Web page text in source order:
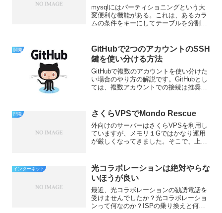
mysqlにはパーティショニングという大
変便利な機能がある。これは、あるカラ
ムの条件をキーにしてテーブルを分割し
なる！というメリットを書いてあるブロ
グはたくさんあるのです...
開発
GitHubで2つのアカウントのSSH
鍵を使い分ける方法
GitHubで複数のアカウントを使い分けた
い場合のやり方の解説です。GitHubとし
ては、複数アカウントでの接続は推奨し
りませんので何とかするしかありませ
ん。方法として...
開発 さくらVPSでMondo Rescue
外向けのサーバーはさくらVPSを利用し
ていますが、メモリ１Gではかなり運用
が厳しくなってきました。そこで、上位
すのは面倒なので、Mondo Rescueを使
ってみたのです...
インターネット
光コラボレーションは絶対やらな
いほうが良い
最近、光コラボレーションの勧誘電話を
受けませんでしたか？光コラボレーショ
ンって何なのか？ISPの乗り換えと何が